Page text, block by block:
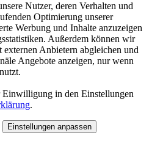
Nutzer, deren Verhalten und
Optimierung unserer
Werbung und Inhalte anzuzeigen
Außerdem können wir
externen Anbietern abgleichen und
Angebote anzeigen, nur wenn
in den Einstellungen
.
Einstellungen anpassen